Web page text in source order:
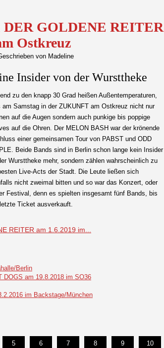
GOLDENE REITER
Ostkreuz
von Madeline
Insider von der Wursttheke
zu den knapp 30 Grad heißen Außentemperaturen,
am Samstag in der ZUKUNFT am Ostkreuz nicht nur
auf die Augen sondern auch punkige bis poppige
auf die Ohren. Der MELON BASH war der krönende
einer gemeinsamen Tour von PABST und ODD
Beide Bands sind in Berlin schon lange kein Insider
Wursttheke mehr, sondern zählen wahrscheinlich zu
Live-Acts der Stadt. Die Leute ließen sich
nicht zweimal bitten und so war das Konzert, oder
Festival, denn es spielten insgesamt fünf Bands, bis
Ticket ausverkauft.
REITER am 1.6.2019 im...
Berlin
DOGS am 19.8.2018 im SO36
im Backstage/München
5 6 7 8 9 10